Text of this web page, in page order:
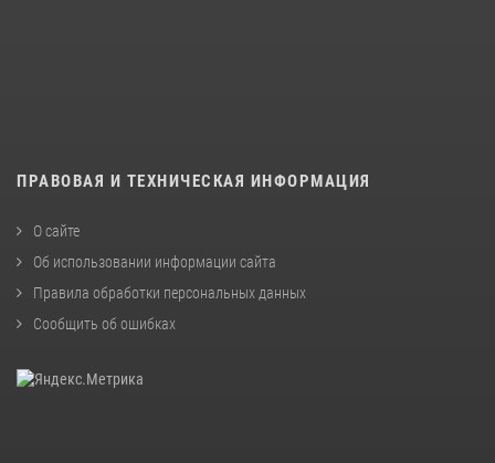
ПРАВОВАЯ И ТЕХНИЧЕСКАЯ ИНФОРМАЦИЯ
О сайте
Об использовании информации сайта
Правила обработки персональных данных
Сообщить об ошибках